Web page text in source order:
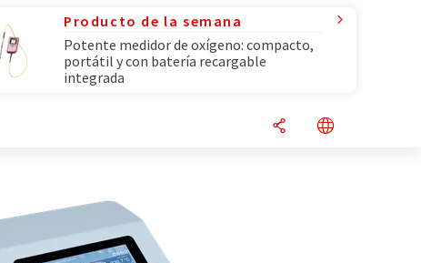
Producto de la semana
Potente medidor de oxígeno: compacto,
portátil y con batería recargable
integrada